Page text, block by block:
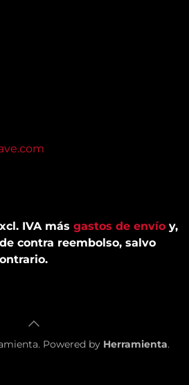
IVA más gastos de envío y,
contra reembolso, salvo
Powered by Herramienta.​